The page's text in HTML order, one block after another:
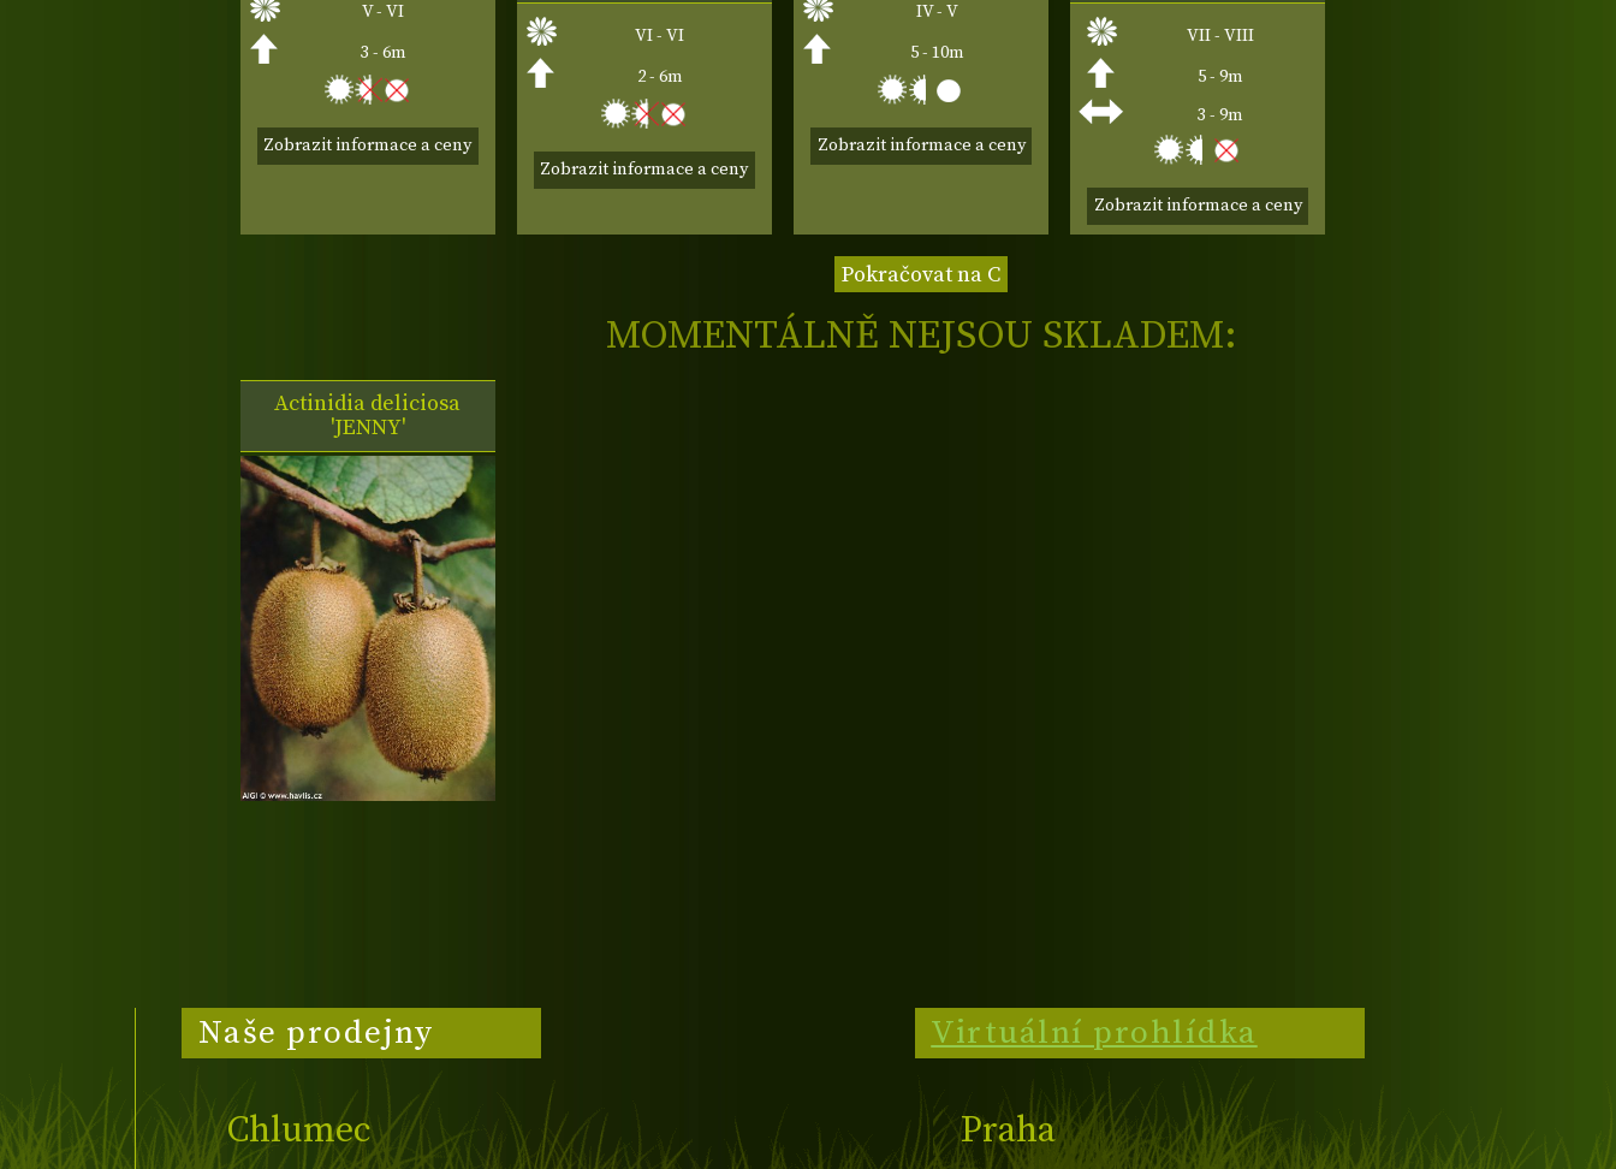
V - VI
3 - 6m
Zobrazit informace a ceny
VI - VI
2 - 6m
Zobrazit informace a ceny
IV - V
5 - 10m
Zobrazit informace a ceny
VII - VIII
5 - 9m
3 - 9m
Zobrazit informace a ceny
Pokračovat na C
MOMENTÁLNĚ NEJSOU SKLADEM:
Actinidia deliciosa
'JENNY'
Naše prodejny
Chlumec
Virtuální prohlídka
Praha